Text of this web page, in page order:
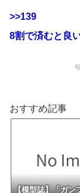
>>139
8割で済むと良
おすすめ記事
【模型誌】「ガン